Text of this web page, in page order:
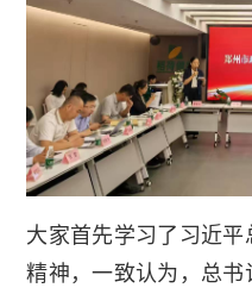
大家首先学习了习近
精神，一致认为，总